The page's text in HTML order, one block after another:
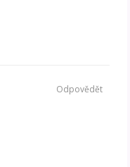
Odpovědět